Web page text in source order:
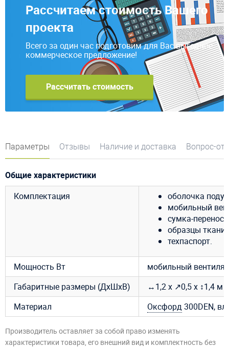
Рассчитаем стоимость Вашего
проекта
Всего за один час подготовим для Вас выгодное
коммерческое предложение!
Рассчитать стоимость
Параметры Отзывы Наличие и доставка Вопрос-
Общие характеристики
Комплектация
оболочка
мобильный
сумка-
образцы ткани
техпаспорт.
Мощность Вт
мобильный
Габаритные размеры (ДхШхВ)
↔1,2 х ↗0,5 х ↕1,4 м
Материал
Оксфорд300DEN,
Производитель оставляет за собой право изменять
характеристики товара, его внешний вид и комплектность без